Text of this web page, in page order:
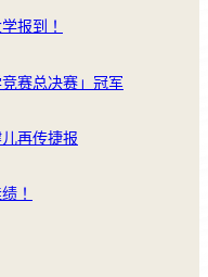
报到！
赛总决赛」冠军
再传捷报
！